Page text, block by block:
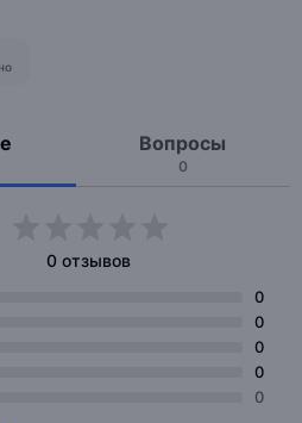
Вопросы
0
0 отзывов
0
0
0
0
0